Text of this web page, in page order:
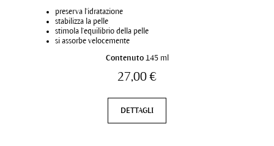
preserva l'idratazione
stabilizza la pelle
stimola l'equilibrio della pelle
si assorbe velocemente
Contenuto 145 ml
27,00 €
DETTAGLI